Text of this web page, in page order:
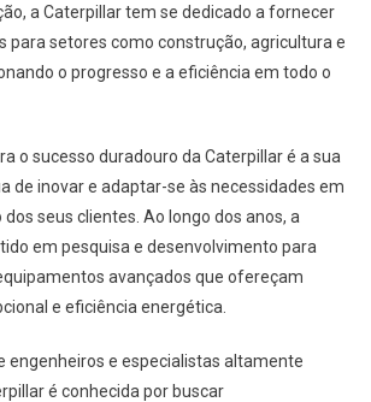
a Caterpillar tem se dedicado a fornecer
para setores como construção, agricultura e
o progresso e a eficiência em todo o
o sucesso duradouro da Caterpillar é a sua
de inovar e adaptar-se às necessidades em
seus clientes. Ao longo dos anos, a
em pesquisa e desenvolvimento para
avançados que ofereçam
e eficiência energética.
engenheiros e especialistas altamente
é conhecida por buscar